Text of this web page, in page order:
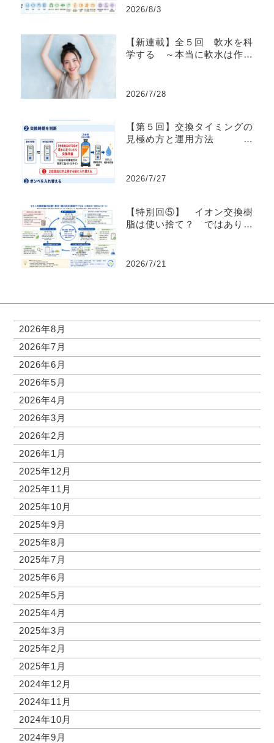
る）
2026/8/3
【新連載】全５回 軟水を科
学する ～本当に軟水は作れ
2026/7/28
【第５回】交換タイミングの
見極め方と運用方法
2026/7/27
【特別回⑤】 イオン交換樹
脂は使い捨て？ ではありま
2026/7/21
2026年8月
2026年7月
2026年6月
2026年5月
2026年4月
2026年3月
2026年2月
2026年1月
2025年12月
2025年11月
2025年10月
2025年9月
2025年8月
2025年7月
2025年6月
2025年5月
2025年4月
2025年3月
2025年2月
2025年1月
2024年12月
2024年11月
2024年10月
2024年9月